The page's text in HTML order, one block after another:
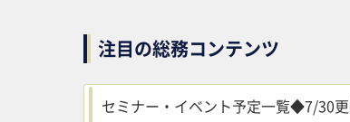
注目の総務コンテンツ
セミナー・イベント予定一覧◆7/30